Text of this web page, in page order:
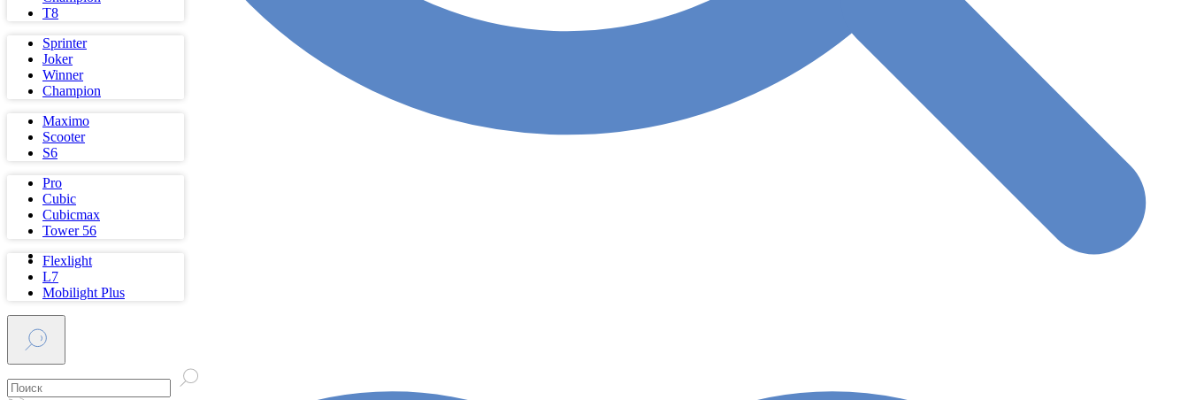
Т8
Sprinter
Joker
Winner
Champion
Maximo
Scooter
S6
Pro
Cubic
Cubicmax
Tower 56
Flexlight
L7
Mobilight Plus